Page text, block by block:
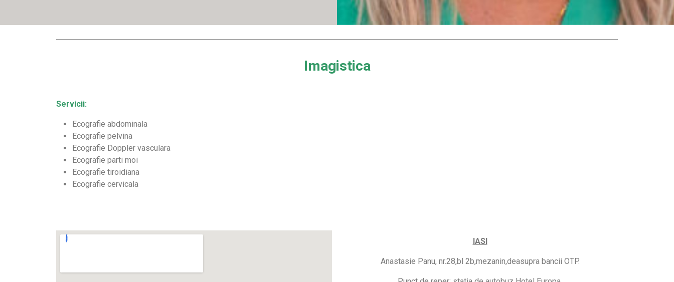
Imagistica
Servicii:
Ecografie abdominala
Ecografie pelvina
Ecografie Doppler vasculara
Ecografie parti moi
Ecografie tiroidiana
Ecografie cervicala
IASI
Anastasie Panu, nr.28,bl 2b,mezanin,deasupra bancii OTP.